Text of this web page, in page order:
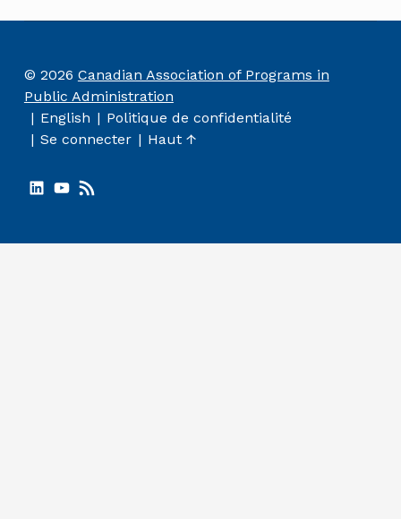
© 2026 Canadian Association of Programs in
Public Administration
English
Politique de confidentialité
Se connecter
Haut ↑
LinkedIn
YouTube
RSS